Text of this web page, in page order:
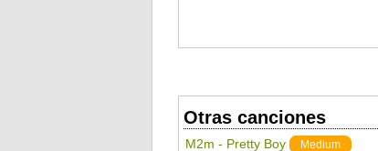
Otras canciones
M2m - Pretty Boy Medium